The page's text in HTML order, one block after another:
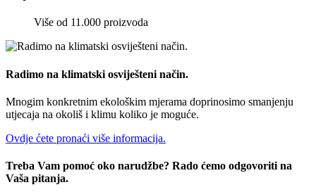
Više od 11.000 proizvoda
Radimo na klimatski osviješteni način.
Mnogim konkretnim ekološkim mjerama doprinosimo smanjenju
utjecaja na okoliš i klimu koliko je moguće.
Ovdje ćete pronaći više informacija.
Treba Vam pomoć oko narudžbe? Rado ćemo odgovoriti na
Vaša pitanja.